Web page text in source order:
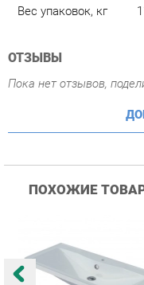
ПОХОЖИЕ
Купить
Adel 70 18401 Белая
9 690 ₽